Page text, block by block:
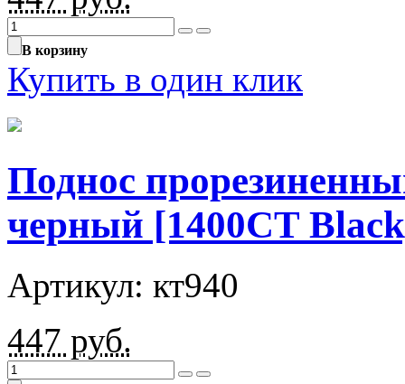
В корзину
Купить в один клик
Поднос
черный [1400CT
Артикул: кт940
447 руб.